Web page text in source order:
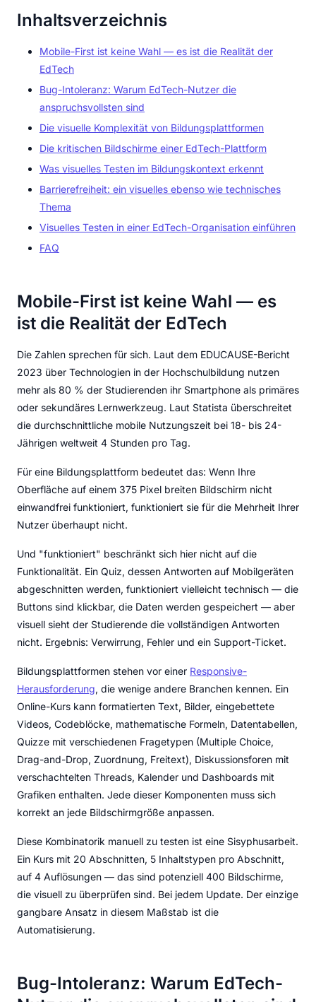
Inhaltsverzeichnis
Mobile-First ist keine Wahl — es ist die Realität der
EdTech
Bug-Intoleranz: Warum EdTech-Nutzer die
anspruchsvollsten sind
Die visuelle Komplexität von Bildungsplattformen
Die kritischen Bildschirme einer EdTech-Plattform
Was visuelles Testen im Bildungskontext erkennt
Barrierefreiheit: ein visuelles ebenso wie technisches
Thema
Visuelles Testen in einer EdTech-Organisation einführen
FAQ
Mobile-First ist keine Wahl — es
ist die Realität der EdTech
Die Zahlen sprechen für sich. Laut dem EDUCAUSE-Bericht
2023 über Technologien in der Hochschulbildung nutzen
mehr als 80 % der Studierenden ihr Smartphone als primäres
oder sekundäres Lernwerkzeug. Laut Statista überschreitet
die durchschnittliche mobile Nutzungszeit bei 18- bis 24-
Jährigen weltweit 4 Stunden pro Tag.
Für eine Bildungsplattform bedeutet das: Wenn Ihre
Oberfläche auf einem 375 Pixel breiten Bildschirm nicht
einwandfrei funktioniert, funktioniert sie für die Mehrheit Ihrer
Nutzer überhaupt nicht.
Und "funktioniert" beschränkt sich hier nicht auf die
Funktionalität. Ein Quiz, dessen Antworten auf Mobilgeräten
abgeschnitten werden, funktioniert vielleicht technisch — die
Buttons sind klickbar, die Daten werden gespeichert — aber
visuell sieht der Studierende die vollständigen Antworten
nicht. Ergebnis: Verwirrung, Fehler und ein Support-Ticket.
Bildungsplattformen stehen vor einer Responsive-
Herausforderung, die wenige andere Branchen kennen. Ein
Online-Kurs kann formatierten Text, Bilder, eingebettete
Videos, Codeblöcke, mathematische Formeln, Datentabellen,
Quizze mit verschiedenen Fragetypen (Multiple Choice,
Drag-and-Drop, Zuordnung, Freitext), Diskussionsforen mit
verschachtelten Threads, Kalender und Dashboards mit
Grafiken enthalten. Jede dieser Komponenten muss sich
korrekt an jede Bildschirmgröße anpassen.
Diese Kombinatorik manuell zu testen ist eine Sisyphusarbeit.
Ein Kurs mit 20 Abschnitten, 5 Inhaltstypen pro Abschnitt,
auf 4 Auflösungen — das sind potenziell 400 Bildschirme,
die visuell zu überprüfen sind. Bei jedem Update. Der einzige
gangbare Ansatz in diesem Maßstab ist die
Automatisierung.
Bug-Intoleranz: Warum EdTech-